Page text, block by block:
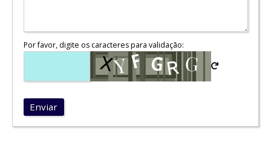
Por favor, digite os caracteres para validação:
Enviar